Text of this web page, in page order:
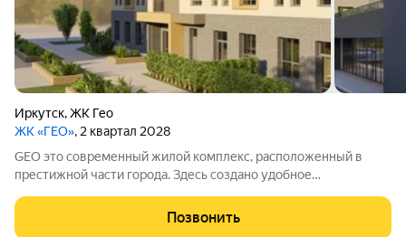
Иркутск,ЖК Гео
ЖК «ГЕО», 2 квартал 2028
GEO это современный жилой комплекс, расположенный в
престижной части города. Здесь создано удобное
жизни: продуманная инфраструктура, возможности для
отдыха и общения.
Позвонить